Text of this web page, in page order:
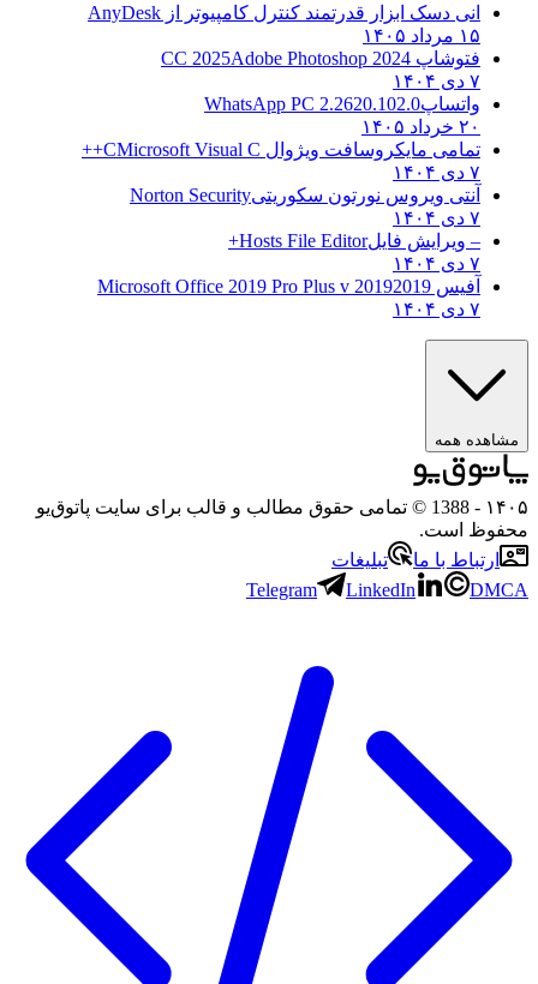
انی دسک ابزار قدرتمند کنترل کامپیوتر ازAnyDesk
فتوشاپ CC 2025Adobe Photoshop 2024
واتساپWhatsApp PC 2.2620.102.0
تمامی مایکروسافت ویژوال C Microsoft Visual C++
آنتی ویروس نورتون سکوریتیNorton Security
– ویرایش فایل Hosts File Editor+
آفیس 20192019 Microsoft Office 2019 Pro Plus v
همه
- 1388 © تمامی حقوق مطالب و قالب برای سایت پاتوق‌یو
است.
ارتباط با ما
تبلیغات
Telegram
LinkedIn